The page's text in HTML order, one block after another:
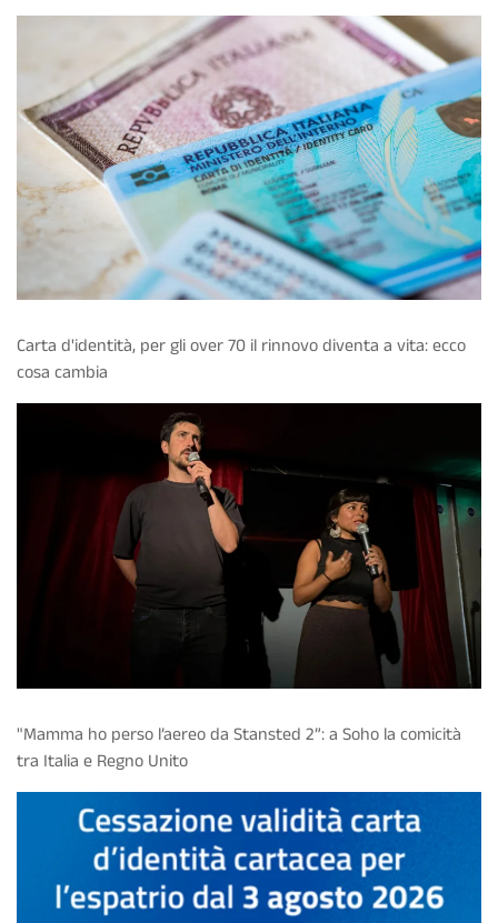
Carta d'identità, per gli over 70 il rinnovo diventa a vita: ecco
cosa cambia
"Mamma ho perso l’aereo da Stansted 2”: a Soho la comicità
tra Italia e Regno Unito